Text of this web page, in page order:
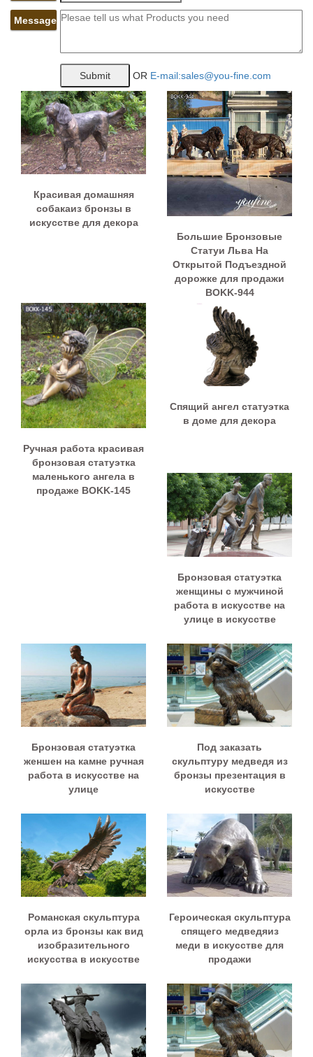
Message
OR E-mail:sales@you-fine.com
Красивая домашняя
собакаиз бронзы в
искусстве для декора
Большие Бронзовые
Статуи Льва На
Открытой Подъездной
дорожке для продажи
BOKK-944
Ручная работа красивая
бронзовая статуэтка
маленького ангела в
продаже BOKK-145
Спящий ангел статуэтка
в доме для декора
Бронзовая статуэтка
женщины с мужчиной
работа в искусстве на
улице в искусстве
Бронзовая статуэтка
женшен на камне ручная
работа в искусстве на
улице
Под заказать
скульптуру медведя из
бронзы презентация в
искусстве
Романская скульптура
орла из бронзы как вид
изобразительного
искусства в искусстве
Героическая скульптура
спящего медведяиз
меди в искусстве для
продажи